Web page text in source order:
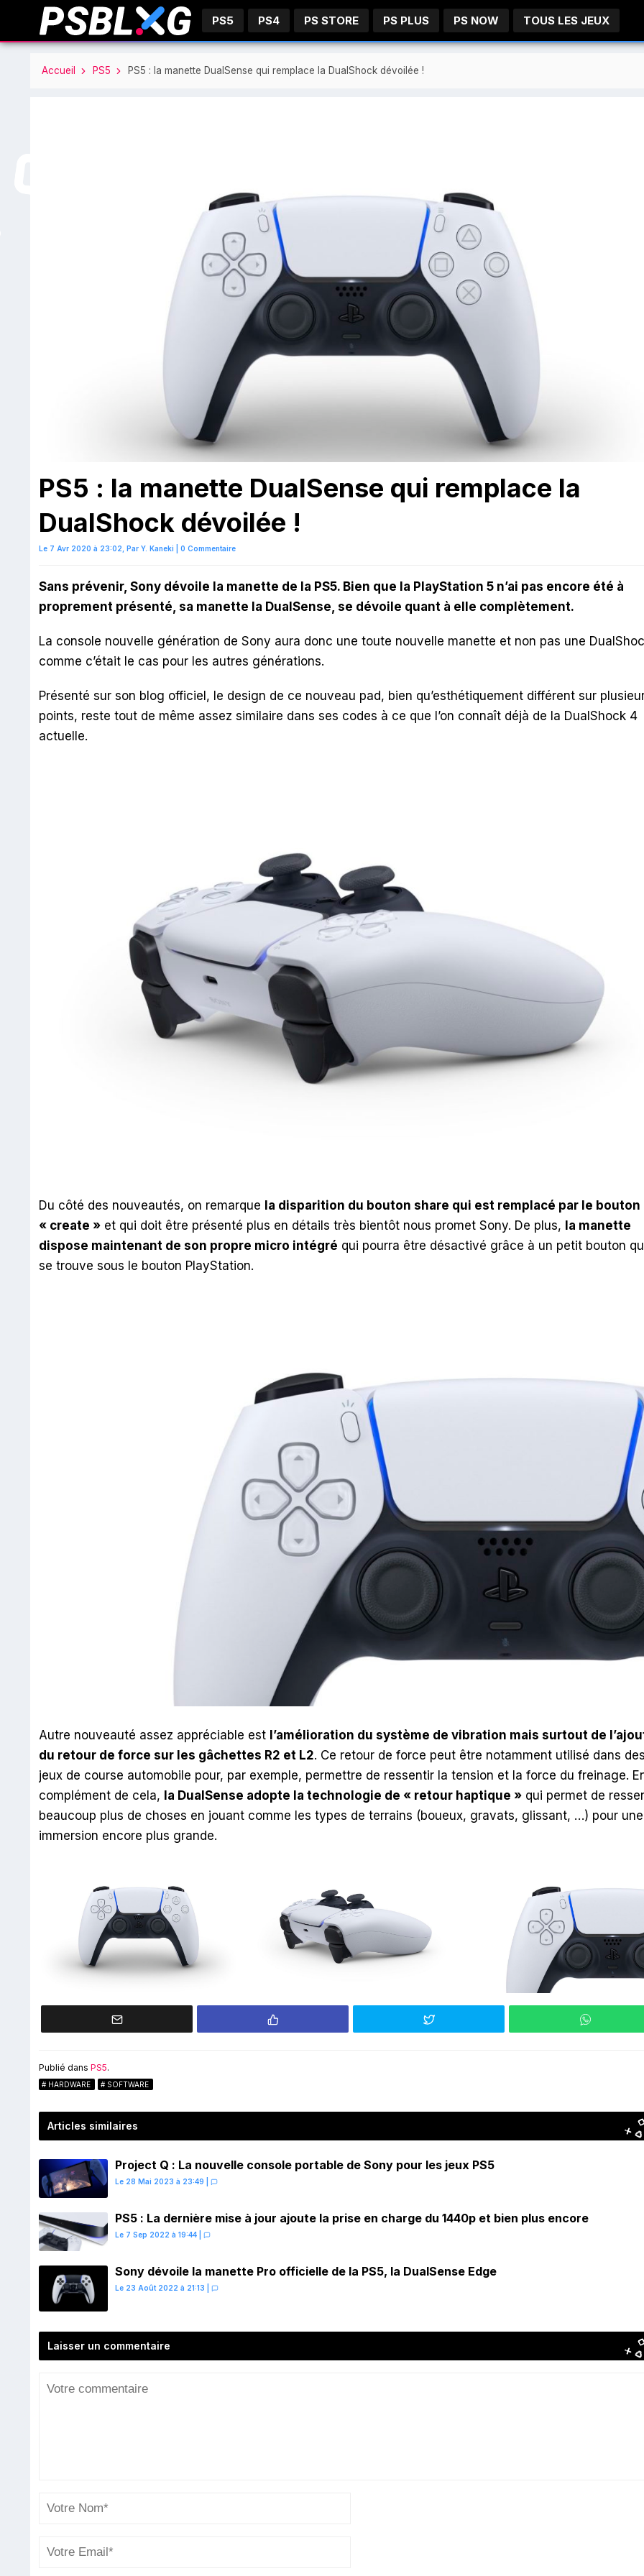
PS5 PS4 PS STORE PS PLUS PS NOW TOUS LES JEUX
Accueil PS5 PS5 : la manette DualSense qui remplace la DualShock dévoilée !
PS5 : la manette DualSense qui remplace la
DualShock dévoilée !
Le 7 Avr 2020 à 23:02, Par Y. Kaneki 0 Commentaire
Sans prévenir, Sony dévoile la manette de la PS5. Bien que la PlayStation 5 n’ai pas encore été à
proprement présenté, sa manette la DualSense, se dévoile quant à elle complètement.
La console nouvelle génération de Sony aura donc une toute nouvelle manette et non pas une
comme c’était le cas pour les autres générations.
Présenté sur son blog officiel, le design de ce nouveau pad, bien qu’esthétiquement différent sur
points, reste tout de même assez similaire dans ses codes à ce que l’on connaît déjà de la DualShock 4
actuelle.
Du côté des nouveautés, on remarque la disparition du bouton share qui est remplacé par le bouton
« create » et qui doit être présenté plus en détails très bientôt nous promet Sony. De plus, la manette
dispose maintenant de son propre micro intégré qui pourra être désactivé grâce à un petit bouton
se trouve sous le bouton PlayStation.
Autre nouveauté assez appréciable est l’amélioration du système de vibration mais surtout de
du retour de force sur les gâchettes R2 et L2. Ce retour de force peut être notamment utilisé dans
jeux de course automobile pour, par exemple, permettre de ressentir la tension et la force du freinage.
complément de cela, la DualSense adopte la technologie de « retour haptique » qui permet de
beaucoup plus de choses en jouant comme les types de terrains (boueux, gravats, glissant, …) pour une
immersion encore plus grande.
Publié dans PS5.
HARDWARE SOFTWARE
Articles similaires
Project Q : La nouvelle console portable de Sony pour les jeux PS5
Le 28 Mai 2023 à 23:49
PS5 : La dernière mise à jour ajoute la prise en charge du 1440p et bien plus encore
Le 7 Sep 2022 à 19:44
Sony dévoile la manette Pro officielle de la PS5, la DualSense Edge
Le 23 Août 2022 à 21:13
Laisser un commentaire